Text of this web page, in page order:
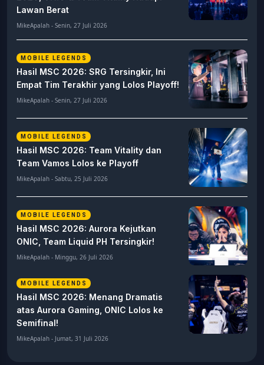
Lawan Berat
MikeApalah - Senin, 27 Juli 2026
MOBILE LEGENDS
Hasil MSC 2026: SRG Tersingkir, Ini
Empat Tim Terakhir yang Lolos Playoff!
MikeApalah - Senin, 27 Juli 2026
MOBILE LEGENDS
Hasil MSC 2026: Team Vitality dan
Team Vamos Lolos ke Playoff
MikeApalah - Sabtu, 25 Juli 2026
MOBILE LEGENDS
Hasil MSC 2026: Aurora Kejutkan
ONIC, Team Liquid PH Tersingkir!
MikeApalah - Minggu, 26 Juli 2026
MOBILE LEGENDS
Hasil MSC 2026: Menang Dramatis
atas Aurora Gaming, ONIC Lolos ke
Semifinal!
MikeApalah - Jumat, 31 Juli 2026